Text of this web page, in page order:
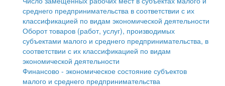
Социальная защита
Фотоальбом
Муниципальные услуги
Проекты административных регламентов
Антимонопольный комплаенс
Противодействие коррупции
Информационная поддержка субъектов малого и
среднего предпринимательства
Муниципальные программы
Контрольно-счетная палата
Персональные данные
среднего предпринимательства в соответствии с их
классификацией по видам экономической деятельности
Оборот товаров (работ, услуг), производимых
субъектами малого и среднего предпринимательства, в
соответствии с их классификацией по видам
экономической деятельности
Финансово - экономическое состояние субъектов
малого и среднего предпринимательства